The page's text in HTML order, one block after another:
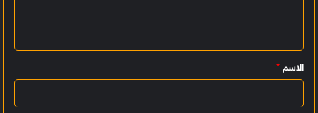
ي
ق
الاسم *